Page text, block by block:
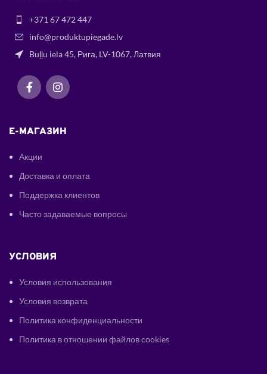
+371 67 472 447
info@produktupiegade.lv
Buļļu iela 45, Рига, LV-1067, Латвия
E-МАГАЗИН
Акции
Доставка и оплата
Поддержка клиентов
Часто задаваемые вопросы
УСЛОВИЯ
Условия использования
Условия возврата
Политика конфиденциальности
Политика в отношении файлов cookies